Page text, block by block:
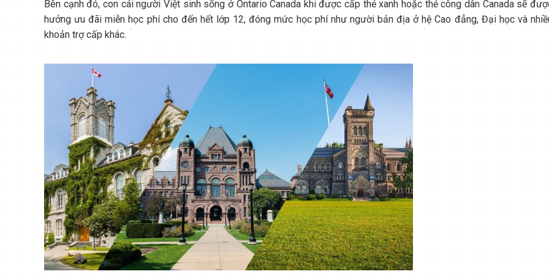
Bên cạnh đó, con cái người Việt sinh sống ở Ontario Canada khi được cấp thẻ xanh hoặc thẻ công dân Canada sẽ
hưởng ưu đãi miễn học phí cho đến hết lớp 12, đóng mức học phí như người bản địa ở hệ Cao đẳng, Đại học và
khoản trợ cấp khác.